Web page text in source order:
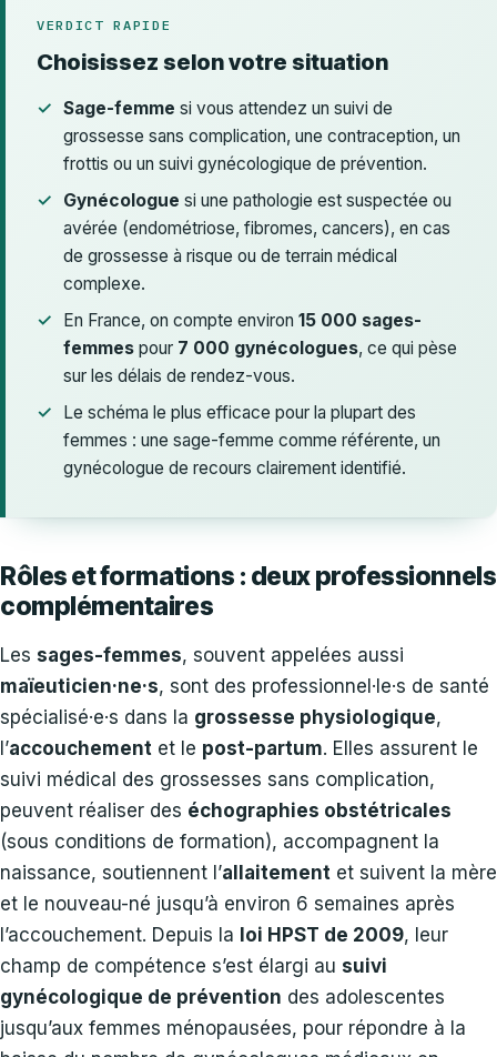
VERDICT RAPIDE
Choisissez selon votre situation
Sage-femme si vous attendez un suivi de
grossesse sans complication, une contraception, un
frottis ou un suivi gynécologique de prévention.
Gynécologue si une pathologie est suspectée ou
avérée (endométriose, fibromes, cancers), en cas
de grossesse à risque ou de terrain médical
complexe.
En France, on compte environ 15 000 sages-
femmes pour 7 000 gynécologues, ce qui pèse
sur les délais de rendez-vous.
Le schéma le plus efficace pour la plupart des
femmes : une sage-femme comme référente, un
gynécologue de recours clairement identifié.
Rôles et formations : deux professionnels
complémentaires
Les sages-femmes, souvent appelées aussi
maïeuticien·ne·s, sont des professionnel·le·s de santé
spécialisé·e·s dans la grossesse physiologique,
l’accouchement et le post-partum. Elles assurent le
suivi médical des grossesses sans complication,
peuvent réaliser des échographies obstétricales
(sous conditions de formation), accompagnent la
naissance, soutiennent l’allaitement et suivent la mère
et le nouveau-né jusqu’à environ 6 semaines après
l’accouchement. Depuis la loi HPST de 2009, leur
champ de compétence s’est élargi au suivi
gynécologique de prévention des adolescentes
jusqu’aux femmes ménopausées, pour répondre à la